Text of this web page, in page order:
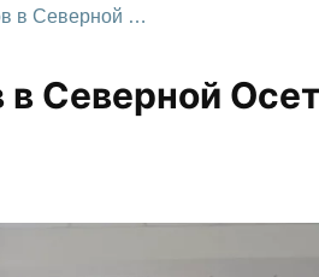
Выдача автокредитов в Северной Осетии в июне снизилась на 35%
Северной